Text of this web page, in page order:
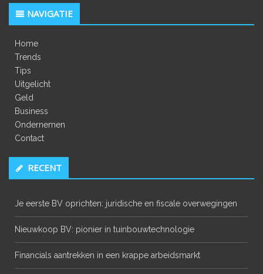
NAVIGATIE
Home
Trends
Tips
Uitgelicht
Geld
Business
Ondernemen
Contact
RECENT
Je eerste BV oprichten: juridische en fiscale overwegingen
Nieuwkoop BV: pionier in tuinbouwtechnologie
Financials aantrekken in een krappe arbeidsmarkt